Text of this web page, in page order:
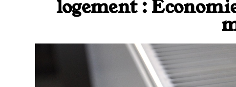
logement :